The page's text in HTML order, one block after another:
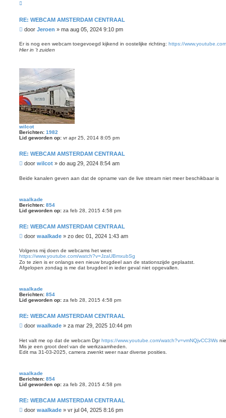
t
c
e
r
r
e
n
RE: WEBCAM AMSTERDAM CENTRAAL
B
r
i
door Jeroen » ma aug 05, 2024 9:10 pm
Er is nog een webcam toegevoegd kijkend in oostelijke richting: https://
Hier in 't zuiden
wilcot
Berichten: 1982
Lid geworden op: vr apr 25, 2014 8:05 pm
RE: WEBCAM AMSTERDAM CENTRAAL
B
r
h
t
door wilcot » do aug 29, 2024 8:54 am
Beide kanalen geven aan dat de opname van de live stream niet meer beschikbaar is
waalkade
Berichten: 854
Lid geworden op: za feb 28, 2015 4:58 pm
RE: WEBCAM AMSTERDAM CENTRAAL
B
r
i
c
h
door waalkade » zo dec 01, 2024 1:43 am
Volgens mij doen de webcams het weer.
https://www.youtube.com/watch?v=JzaUBmxubSg
Zo te zien is er onlangs een nieuw brugdeel aan de stationszijde geplaatst.
Afgelopen zondag is me dat brugdeel in ieder geval niet opgevallen.
waalkade
Berichten: 854
Lid geworden op: za feb 28, 2015 4:58 pm
RE: WEBCAM AMSTERDAM CENTRAAL
B
r
i
c
door waalkade » za mar 29, 2025 10:44 pm
Het valt me op dat de webcam Dgrhttps://www.youtube.com/watch?v=vmNQjvCC3Ws
Mis je een groot deel van de werkzaamheden.
Edit ma 31-03-2025, camera zwenkt weer naar diverse posities.
waalkade
Berichten: 854
Lid geworden op: za feb 28, 2015 4:58 pm
RE: WEBCAM AMSTERDAM CENTRAAL
Bdoor waalkade » vr jul 04, 2025 8:16 pm